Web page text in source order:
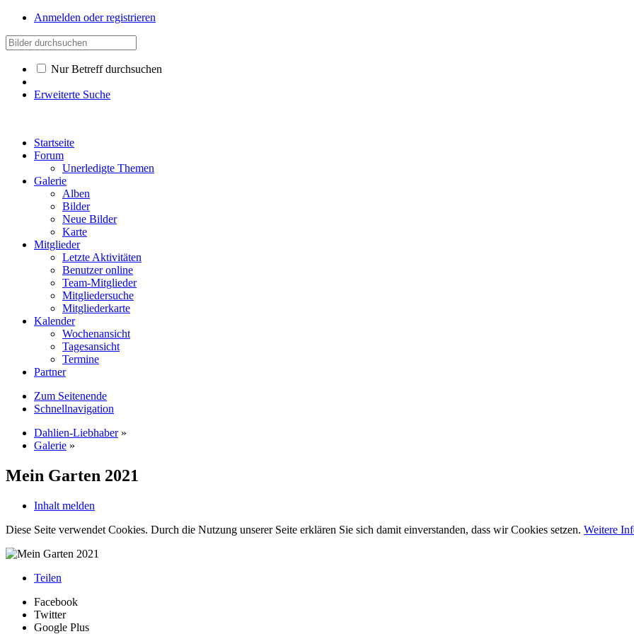
Anmelden oder registrieren
Nur Betreff durchsuchen
Erweiterte Suche
Startseite
Forum
Unerledigte Themen
Galerie
Alben
Bilder
Neue Bilder
Karte
Mitglieder
Letzte Aktivitäten
Benutzer online
Team-Mitglieder
Mitgliedersuche
Mitgliederkarte
Kalender
Wochenansicht
Tagesansicht
Termine
Partner
Zum Seitenende
Schnellnavigation
Dahlien-Liebhaber »
Galerie »
Mein Garten 2021
Inhalt melden
Diese Seite verwendet Cookies. Durch die Nutzung unserer Seite erklären Sie sich damit einverstanden, dass wir Cookies setzen. Weitere
Teilen
Facebook
Twitter
Google Plus